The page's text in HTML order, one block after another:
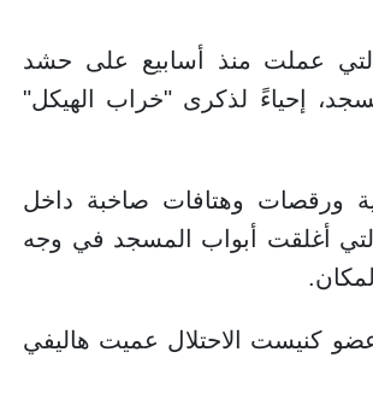
التي عملت منذ أسابيع على حشد
إحياءً لذكرى "خراب الهيكل"
ورقصات وهتافات صاخبة داخل
أغلقت أبواب المسجد في وجه
كنيست الاحتلال عميت هاليفي